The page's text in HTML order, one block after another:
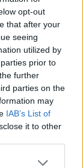
opt-out
that after your
seeing
utilized by
prior to
further
parties on the
may
IAB’s List of
it to other
Μπέζο στην
μέσα της